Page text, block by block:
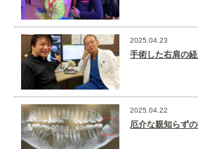
2025.04.23
手術した右肩の
2025.04.22
厄介な親知らず